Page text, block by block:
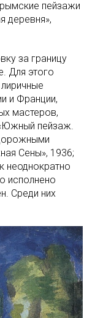
пейзажи
деревня»,
за границу
Для этого
и Франции,
мастеров,
пейзаж.
Сены», 1936;
неоднократно
исполнено
Среди них